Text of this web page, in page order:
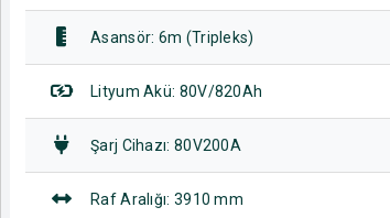
Asansör: 6m (Tripleks)
Lityum Akü: 80V/820Ah
Şarj Cihazı: 80V200A
Raf Aralığı: 3910 mm